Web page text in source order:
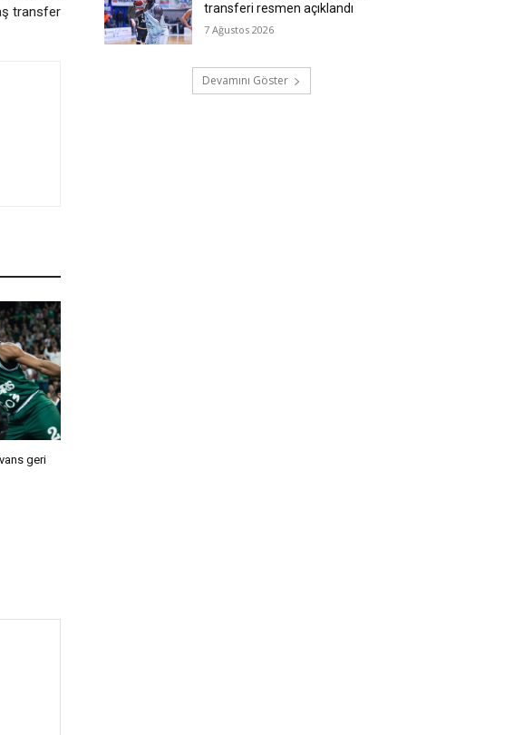
transfer
geri
transferi resmen açıklandı
7 Ağustos 2026
Devamını Göster